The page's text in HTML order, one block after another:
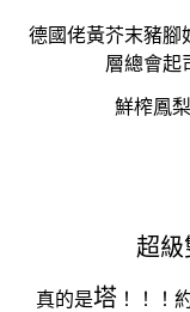
德國佬黃芥末豬腳
層總會起
鮮榨鳳
超
真的是塔 ！！！